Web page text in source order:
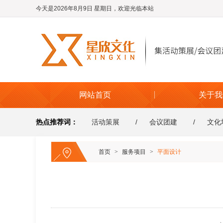
今天是2026年8月9日 星期日，欢迎光临本站
网站首页 关于
热点推荐词： 活动策展 会议团建 文化
首页 > 服务项目 > 平面设计